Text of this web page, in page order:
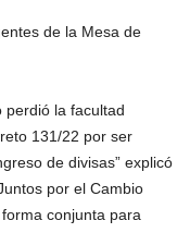
de la Mesa de
perdió la facultad
131/22 por ser
de divisas” explicó
por el Cambio
conjunta para